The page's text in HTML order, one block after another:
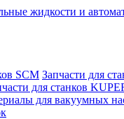
жидкости и
SCM Запчасти для
для станков
для вакуумных